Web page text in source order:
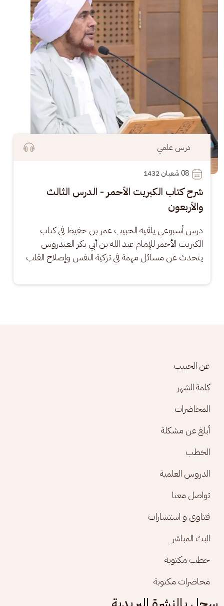
درس علمي
08
شرح كتاب الكبريت الأحمر - الدرس الثالث
والأربعون
درس أسبوعي يلقيه الحبيب عمر بن حفيظ في كتاب
الكبريت الأحمر للإمام عبد الله بن أبي بكر العيدروس
يتحدث عن مسائل مهمة في تزكية النفس وإصلاح القلب
Footer menu
عن الحبيب
كلمة الشهر
المحاضرات
أبلغ عن مشكلة
الخطب
الدروس العلمية
تواصل معنا
فتاوى و استشارات
البث المباشر
خطب مكتوبة
محاضرات مكتوبة